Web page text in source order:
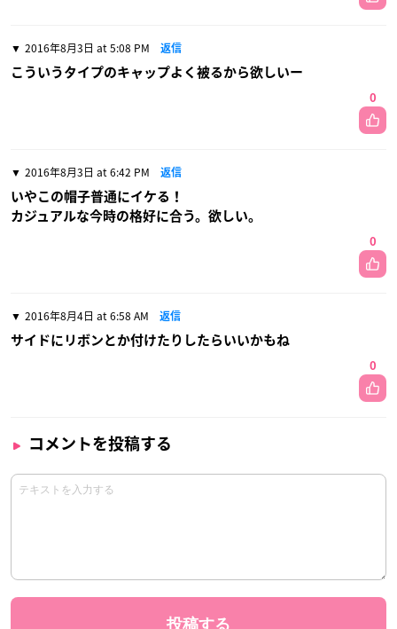
2016年8月3日 at 5:08 PM 返信
こういうタイプのキャップよく被るから欲しいー
0
2016年8月3日 at 6:42 PM 返信
いやこの帽子普通にイケる！
カジュアルな今時の格好に合う。欲しい。
0
2016年8月4日 at 6:58 AM 返信
サイドにリボンとか付けたりしたらいいかもね
0
コメントを投稿する